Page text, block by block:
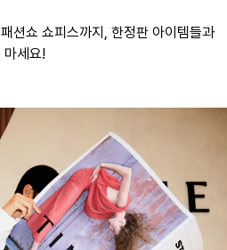
션쇼 쇼피스까지, 한정판 아이템들과
마세요!